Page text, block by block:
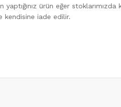
ürün eğer
kendisine iade edilir.